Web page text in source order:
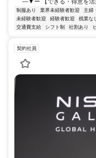
―▼ー 【できる・得意を活
制服あり 業界未経験者歓迎 主婦
未経験者歓迎
経験者歓迎 残業な
交通費支給
シフト制 社割あり
契約社員